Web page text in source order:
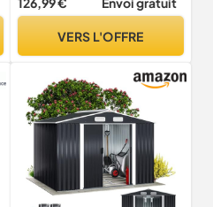
corrosion et durabilité -
Poignées en plastique et
100 cm)
VERS L'OFFRE